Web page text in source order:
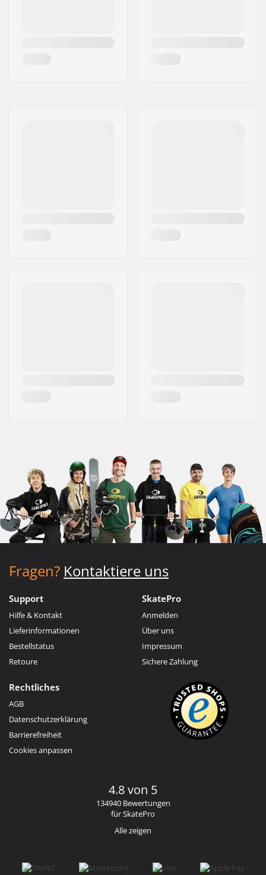
Fragen? Kontaktiere uns
Support
Hilfe & Kontakt
Lieferinformationen
Bestellstatus
Retoure
SkatePro
Anmelden
Über uns
Impressum
Sichere Zahlung
Rechtliches
AGB
Datenschutzerklärung
Barrierefreiheit
Cookies anpassen
4.8 von 5
134940 Bewertungen
für SkatePro
Alle zeigen